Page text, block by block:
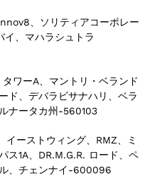
、ソリティアコーポレー
イ、マハラシュトラ
タワーA、マントリ・ベランド
ド、デバラビサナハリ、ベラ
ナータカ州-560103
イーストウィング、RMZ、ミ
ス1A、DR.M.G.R. ロード、ペ
、チェンナイ-600096